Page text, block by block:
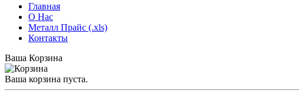
Главная
О Нас
Металл Прайс (.xls)
Контакты
Ваша Корзина
Ваша корзина пуста.